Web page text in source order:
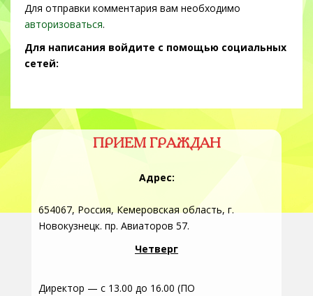
Для отправки комментария вам необходимо
авторизоваться.
Для написания войдите с помощью социальных
сетей:
ПРИЕМ ГРАЖДАН
Адрес:
654067, Россия, Кемеровская область, г.
Новокузнецк. пр. Авиаторов 57.
Четверг
Директор — с 13.00 до 16.00 (ПО